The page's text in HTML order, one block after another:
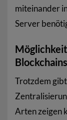
miteinander
Server
Blockchains
Trotzdem gibt
Arten zeigen